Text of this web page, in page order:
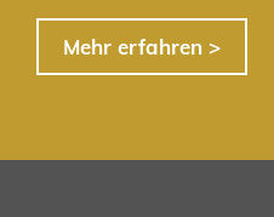
Mehr erfahren >